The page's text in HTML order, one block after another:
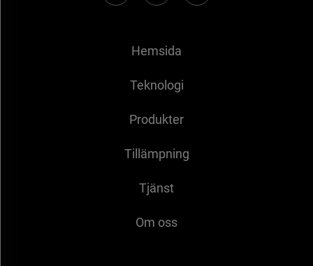
Hemsida
Teknologi
Produkter
Tillämpning
Tjänst
Om oss